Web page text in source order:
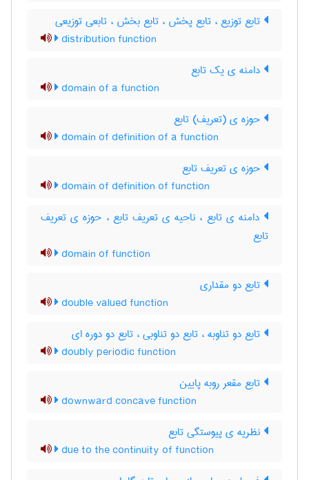
تابع توزیع ، تابع پخش ، تابع بخش ، تابعی توزیعی
distribution function
دامنه ی یک تابع
domain of a function
حوزه ی (تعریف) تابع
domain of definition of a function
حوزه ی تعریف تابع
domain of definition of function
دامنه ی تابع ، ناحیه ی تعریف تابع ، حوزه ی تعریف
تابع
domain of function
تابع دو مقداری
double valued function
تابع دو تناوبه ، تابع دو تناوبی ، تابع دو دوره ای
doubly periodic function
تابع مقعر روبه پایین
downward concave function
نظریه ی پیوستگی تابع
due to the continuity of function